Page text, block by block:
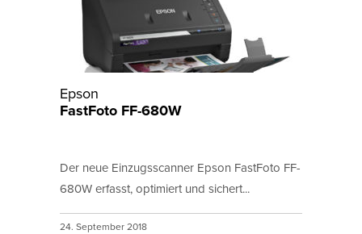
Epson
FastFoto FF-680W
Der neue Einzugsscanner Epson FastFoto FF-
680W erfasst, optimiert und sichert...
24. September 2018